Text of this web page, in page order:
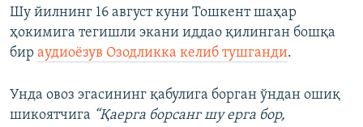
Шу йилнинг 16 август куни Тошкент шаҳар
ҳокимига тегишли экани иддао қилинган бошқа
бир аудиоёзув Озодликка келиб тушганди.
Унда овоз эгасининг қабулига борган ўндан ошиқ
шикоятчига “Қаерга борсанг шу ерга бор,